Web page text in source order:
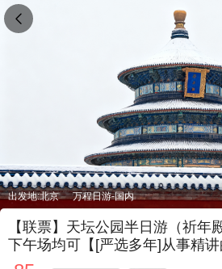
出发地:北京 万程日游-国内
【联票】天坛公园半日游（祈年
下午场均可【[严选多年]从事精讲
